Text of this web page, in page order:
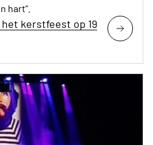
hart”.
kerstfeest op 19